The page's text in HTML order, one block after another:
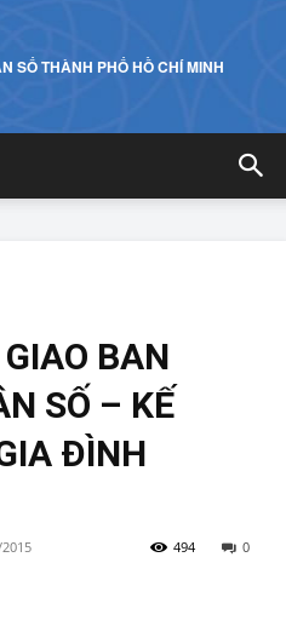
SỐ THÀNH PHỐ HỒ CHÍ MINH
BAN
SỐ – KẾ
ĐÌNH
0
494